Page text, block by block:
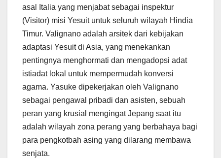
asal Italia yang menjabat sebagai inspektur
(Visitor) misi Yesuit untuk seluruh wilayah Hindia
Timur. Valignano adalah arsitek dari kebijakan
adaptasi Yesuit di Asia, yang menekankan
pentingnya menghormati dan mengadopsi adat
istiadat lokal untuk mempermudah konversi
agama. Yasuke dipekerjakan oleh Valignano
sebagai pengawal pribadi dan asisten, sebuah
peran yang krusial mengingat Jepang saat itu
adalah wilayah zona perang yang berbahaya bagi
para pengkotbah asing yang dilarang membawa
senjata.